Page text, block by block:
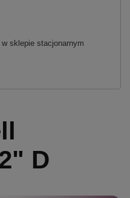
sklepie stacjonarnym
D